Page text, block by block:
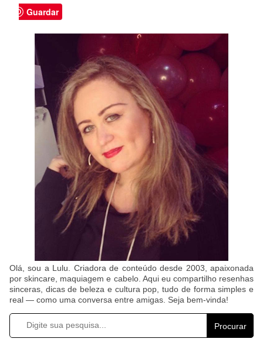
Guardar
Olá, sou a Lulu. Criadora de conteúdo desde 2003, apaixonada
por skincare, maquiagem e cabelo. Aqui eu compartilho resenhas
sinceras, dicas de beleza e cultura pop, tudo de forma simples e
real — como uma conversa entre amigas. Seja bem-vinda!
Procurar